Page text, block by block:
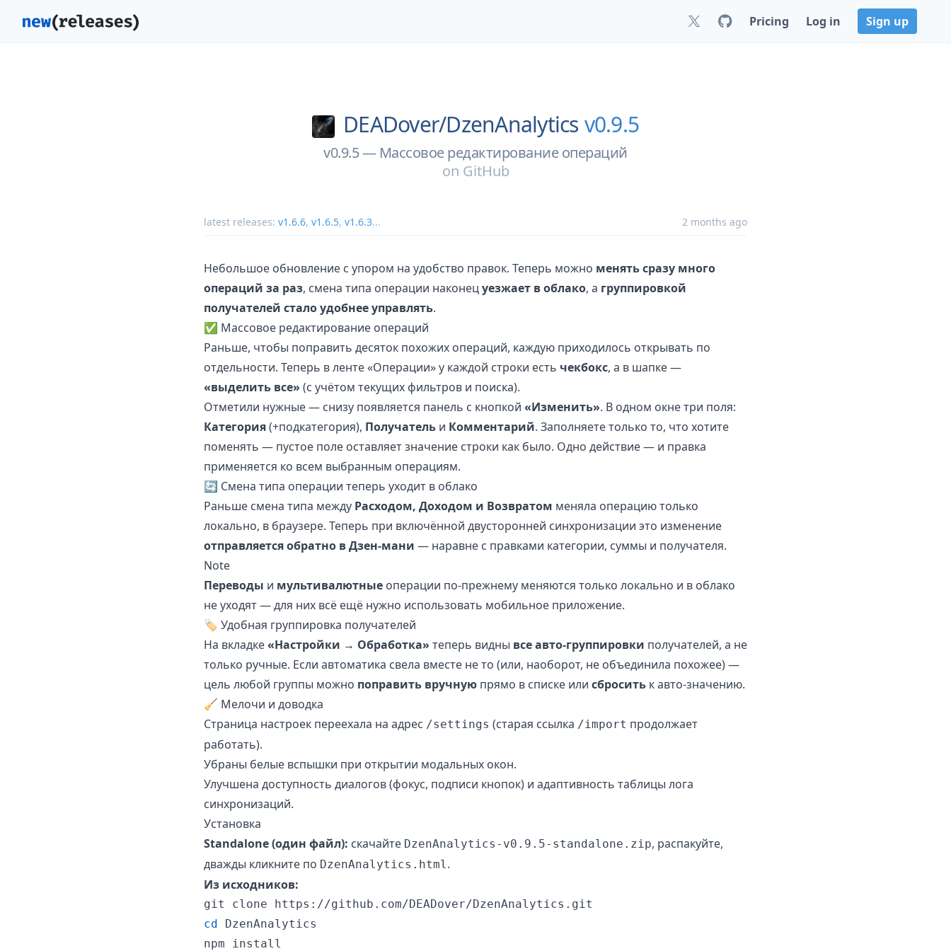
Pricing Log in Sign up
DEADover/DzenAnalytics v0.9.5
v0.9.5 — Массовое редактирование операций
on GitHub
latest releases: v1.6.6, v1.6.5, v1.6.3... 2 months ago
Небольшое обновление с упором на удобство правок. Теперь можно менять сразу много
операций за раз, смена типа операции наконецуезжает в облако, а группировкой
получателей стало удобнее управлять.
✅ Массовое редактирование операций
Раньше, чтобы поправить десяток похожих операций, каждую приходилось открывать по
отдельности. Теперь в ленте «Операции» у каждой строки есть чекбокс, а в шапке —
«выделить все» (с учётом текущих фильтров и поиска).
Отметили нужные — снизу появляется панель с кнопкой «Изменить». В одном окне три поля:
Категория(+подкатегория), Получатель и Комментарий. Заполняете только то, что хотите
поменять — пустое поле оставляет значение строки как было. Одно действие — и правка
применяется ко всем выбранным операциям.
🔄 Смена типа операции теперь уходит в облако
Раньше смена типа между Расходом, Доходом и Возвратом меняла операцию только
локально, в браузере. Теперь при включённой двусторонней синхронизации это изменение
отправляется обратно в Дзен-мани — наравне с правками категории, суммы и получателя.
Note
Переводы и мультивалютные операции по-прежнему меняются только локально и в облако
не уходят — для них всё ещё нужно использовать мобильное приложение.
🏷️ Удобная группировка получателей
На вкладке«Настройки → Обработка» теперь видны все авто-группировки получателей, а не
только ручные. Если автоматика свела вместе не то (или, наоборот, не объединила похожее) —
цель любой группы можно поправить вручную прямо в списке или сбросить к авто-значению.
🧹 Мелочи и доводка
Страница настроек переехала на адрес /settings (старая ссылка /import продолжает
работать).
Убраны белые вспышки при открытии модальных окон.
Улучшена доступность диалогов (фокус, подписи кнопок) и адаптивность таблицы лога
синхронизаций.
Установка
Standalone (один файл): скачайте DzenAnalytics-v0.9.5-standalone.zip, распакуйте,
дважды кликните по DzenAnalytics.html .
Из исходников:
cd DzenAnalytics
npm install